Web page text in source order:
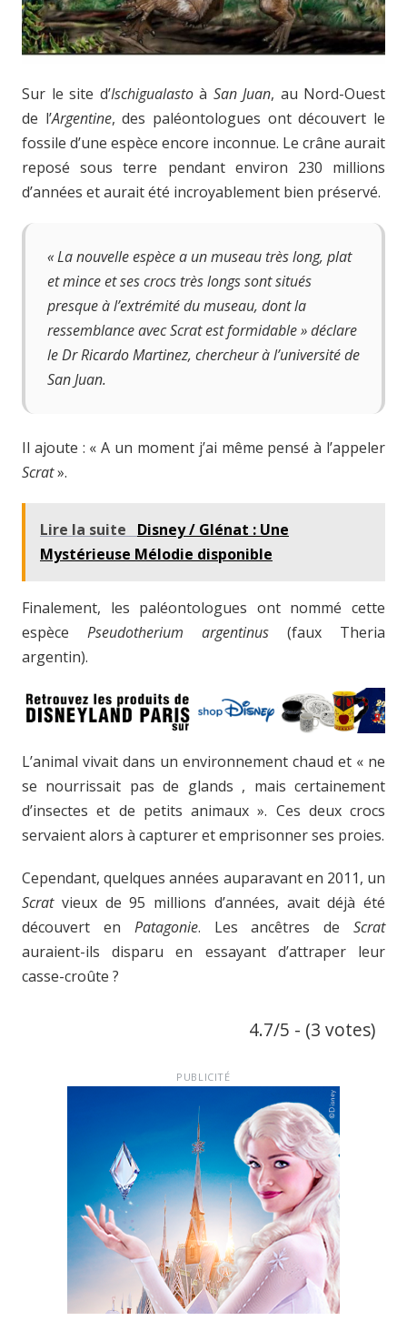
Sur le site d’Ischigualastoà San Juan, au Nord-Ouest
de l’Argentine, des paléontologues ont découvert le
fossile d’une espèce encore inconnue. Le crâne aurait
reposé sous terre pendant environ 230 millions
d’années et aurait été incroyablement bien préservé.
« La nouvelle espèce a un museau très long, plat
et mince et ses crocs très longs sont situés
presque à l’extrémité du museau, dont la
ressemblance avecScratest formidable » déclare
leDr Ricardo Martinez, chercheur à l’université de
San Juan.
Il ajoute : « A un moment j’ai même pensé à l’appeler
Scrat».
Lire la suite
Disney / Glénat : Une
Mystérieuse Mélodie disponible
Finalement, les paléontologues ont nommé cette
espèce Pseudotherium argentinus (faux Theria
argentin).
L’animal vivait dans un environnement chaud et « ne
se nourrissait pas de glands , mais certainement
d’insectes et de petits animaux ». Ces deux crocs
servaient alors à capturer et emprisonner ses proies.
Cependant, quelques années auparavant en 2011, un
Scratvieux de 95 millions d’années, avait déjà été
découvert en Patagonie. Les ancêtres deScrat
auraient-ils disparu en essayant d’attraper leur
casse-croûte ?
4.7/5 - (3 votes)
PUBLICITÉ